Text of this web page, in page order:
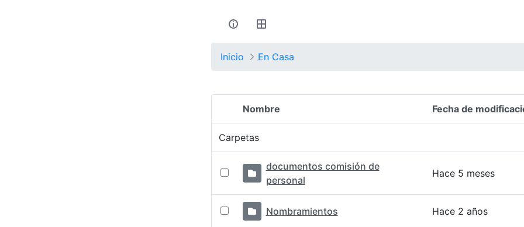
Inicio En Casa
Selección del elemento
Nombre
Fecha de
Carpetas
documentos comisión de
personal
Hace 5 meses
Nombramientos Hace 2 años